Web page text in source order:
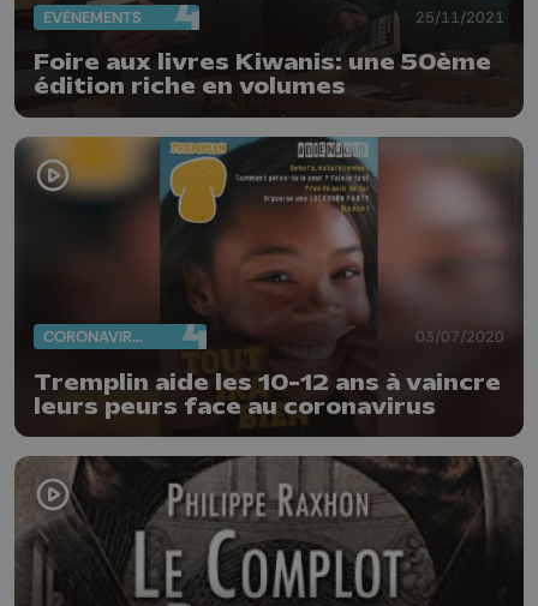
EVÈNEMENTS 25/11/2021
Foire aux livres Kiwanis: une 50ème
édition riche en volumes
CORONAVIRUS 03/07/2020
Tremplin aide les 10-12 ans à vaincre
leurs peurs face au coronavirus